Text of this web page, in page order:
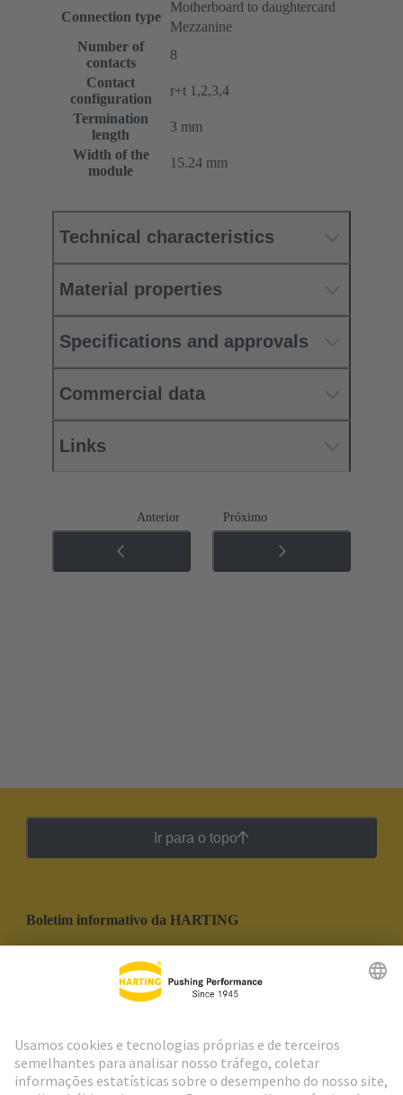
Connection type
Motherboard to daughtercard
Mezzanine
Number of
contacts
8
Contact
configuration
r+t 1,2,3,4
Termination
length
3 mm
Width of the
module
15.24 mm
Technical characteristics
Material properties
Specifications and approvals
Commercial data
Links
Anterior Próximo
Ir para o topo
Boletim informativo da HARTING
Social Media